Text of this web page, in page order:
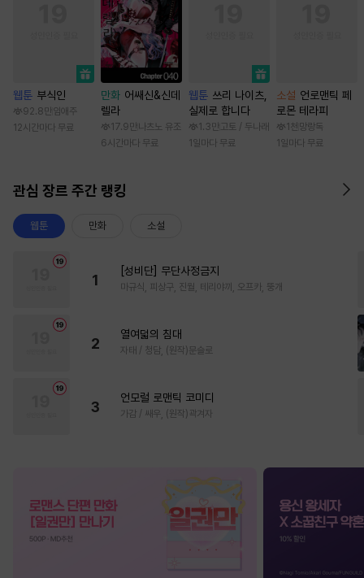
웹툰 부식인
92.8만 임애주
12시간마다 무료
만화 어쌔신&신데
렐라
17.9만 나츠노 유조
6시간마다 무료
웹툰 쓰리 나이츠,
실제로 합니다
1.3만 고토 / 두나래
1일마다 무료
소설 언로맨틱 페
로몬 테라피
1천 망랑독
1일마다 무료
관심 장르 주간 랭킹
웹툰 만화 소설
1
[성비단] 무단사정금지
마규식, 피상구, 진월, 테리야끼, 오프카, 뚱개
2
열여덟의 침대
자태 / 청담, (원작)문슬로
3
언모럴 로맨틱 코미디
가감 / 쌔우, (원작)곽겨자